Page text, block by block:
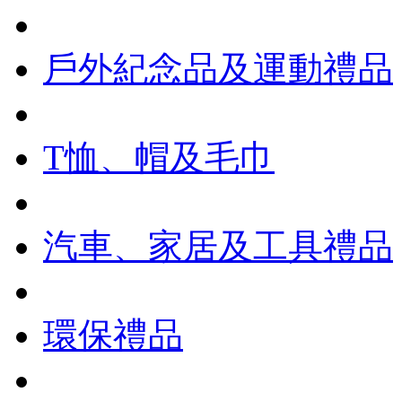
戶外紀念品及運動禮品
T恤、帽及毛巾
汽車、家居及工具禮品
環保禮品